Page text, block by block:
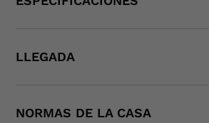
vibrante ciudad de Barcelona.
ambiente nocturno.
Dormitorios:
Tamaño (m2): 60
LLEGADA
Depósito: €0
NORMAS DE LA CASA